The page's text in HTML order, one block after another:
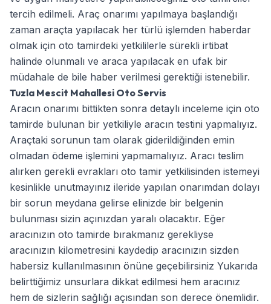
tercih edilmeli. Araç onarımı yapılmaya başlandığı
zaman araçta yapılacak her türlü işlemden haberdar
olmak için oto tamirdeki yetkililerle sürekli irtibat
halinde olunmalı ve araca yapılacak en ufak bir
müdahale de bile haber verilmesi gerektiği istenebilir.
Tuzla Mescit Mahallesi Oto Servis
Aracın onarımı bittikten sonra detaylı inceleme için oto
tamirde bulunan bir yetkiliyle aracın testini yapmalıyız.
Araçtaki sorunun tam olarak giderildiğinden emin
olmadan ödeme işlemini yapmamalıyız. Aracı teslim
alırken gerekli evrakları oto tamir yetkilisinden istemeyi
kesinlikle unutmayınız ileride yapılan onarımdan dolayı
bir sorun meydana gelirse elinizde bir belgenin
bulunması sizin açınızdan yaralı olacaktır. Eğer
aracınızın oto tamirde bırakmanız gerekliyse
aracınızın kilometresini kaydedip aracınızın sizden
habersiz kullanılmasının önüne geçebilirsiniz Yukarıda
belirttiğimiz unsurlara dikkat edilmesi hem aracınız
hem de sizlerin sağlığı açısından son derece önemlidir.